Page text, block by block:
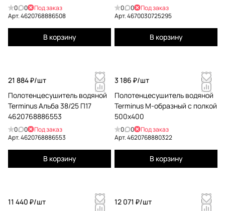
0 0
Под заказ
Арт.4620768886508
В корзину
0 0
Под заказ
Арт.4670030725295
В корзину
21 884 ₽/шт
Полотенцесушитель водяной
Terminus Альба 38/25 П17
4620768886553
0 0
Под заказ
Арт.4620768886553
В корзину
3 186 ₽/шт
Полотенцесушитель водяной
Terminus М-образный с полкой
500x400
0 0
Под заказ
Арт.4620768880322
В корзину
11 440 ₽/шт
12 071 ₽/шт